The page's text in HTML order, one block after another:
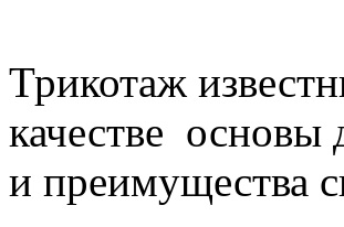
Трикотаж
качестве основы
и преимущества